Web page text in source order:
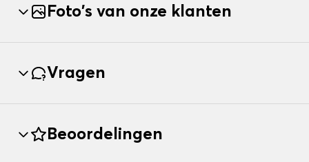
Foto's van onze klanten
Vragen
Beoordelingen